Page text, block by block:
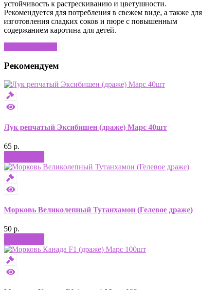
устойчивость к растрескиванию и цветушности.
Рекомендуется для потребления в свежем виде, а также для
изготовления сладких соков и пюре с повышенным
содержанием каротина для детей.
Рекомендуем
Лук репчатый Эксибишен (драже) Марс 40шт
65 р.
Морковь Великолепный Тутанхамон (Гелевое драже)
50 р.